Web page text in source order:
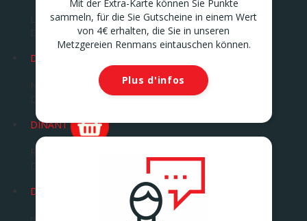
Leuvensesteenweg 72
DILBEEK
Ninoofsesteenweg 360 B
DINANT
DOUR
Mit der Extra-Karte können Sie Punkte
sammeln, für die Sie Gutscheine in einem Wert
von 4€ erhalten, die Sie in unseren
Metzgereien Renmans eintauschen können.
Plus d'infos